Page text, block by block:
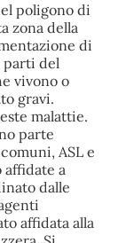
poligono di
zona della
di
parti del
vivono o
gravi.
malattie.
parte
ASL e
a
dalle
affidata alla